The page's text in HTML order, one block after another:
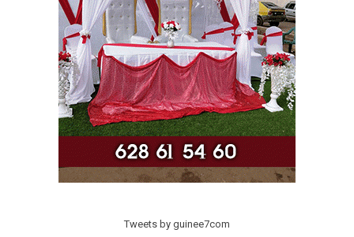
Tweets by guinee7com